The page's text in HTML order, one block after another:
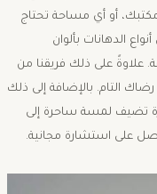
أو أي مساحة تحتاج
الدهانات بألوان
علاوةً على ذلك فريقنا من
التام. بالإضافة إلى ذلك
تضيف لمسة ساحرة إلى
اتصل الآن على 0502722462 واحصل على استشارة مجانية.